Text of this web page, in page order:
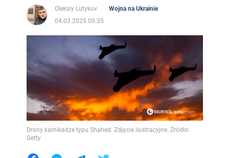
Oleksiy Lutykov
Wojna na Ukrainie
04.03.2025 09:35
Drony kamikadze typu Shahed. Zdjęcie ilustracyjne. Źródło:
Getty